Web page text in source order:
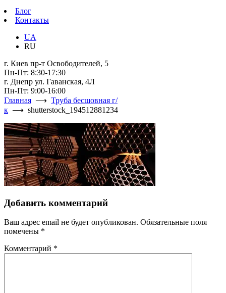
Блог
Контакты
UA
RU
г. Киев пр-т Освободителей, 5
Пн-Пт: 8:30-17:30
г. Днепр ул. Гаванская, 4Л
Пн-Пт: 9:00-16:00
Главная ⟶ Труба бесшовная г/
к ⟶ shutterstock_194512881234
Добавить комментарий
Ваш адрес email не будет опубликован. Обязательные поля
помечены *
Комментарий *